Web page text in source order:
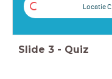
C Locatie C
Slide 3 - Quiz